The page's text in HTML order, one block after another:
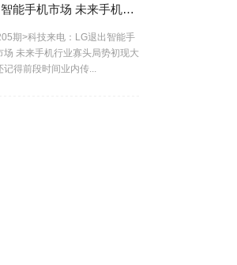
科技来电：LG退出智能手机市场 未来手机行业寡头局势初现
期>科技来电：LG退出智能手
场 未来手机行业寡头局势初现大
记得前段时间业内传...